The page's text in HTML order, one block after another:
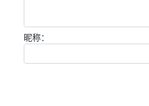
昵称：